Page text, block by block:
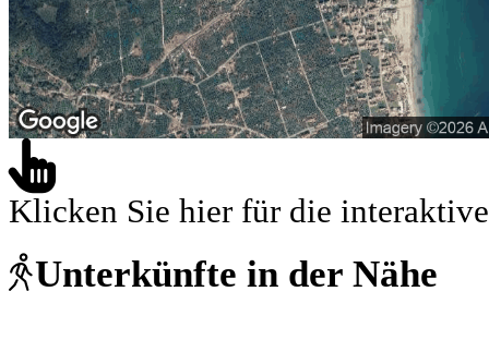
Klicken Sie hier für die
Unterkünfte in der Nähe